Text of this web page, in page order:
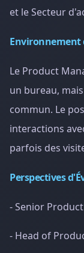
et le Secteur
Environnement
Le Product
un bureau,
commun. Le
interactions
parfois des
Perspectives
- Senior
- Head of